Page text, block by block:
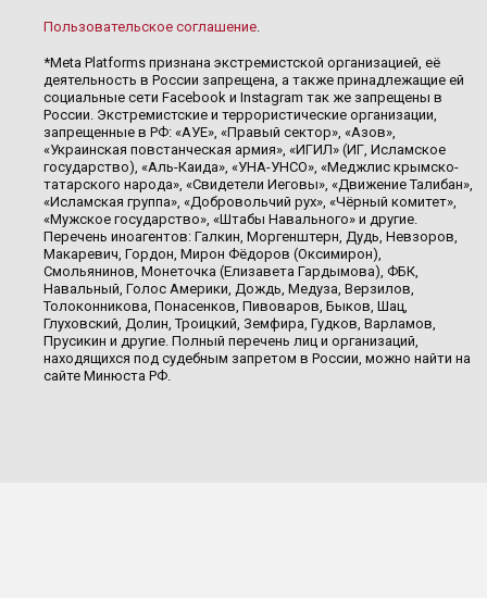
Пользовательское соглашение.
*Meta Platforms признана экстремистской организацией, её
деятельность в России запрещена, а также принадлежащие ей
социальные сети Facebook и Instagram так же запрещены в
России. Экстремистские и террористические организации,
запрещенные в РФ: «АУЕ», «Правый сектор», «Азов»,
«Украинская повстанческая армия», «ИГИЛ» (ИГ, Исламское
государство), «Аль-Каида», «УНА-УНСО», «Меджлис крымско-
татарского народа», «Свидетели Иеговы», «Движение Талибан»,
«Исламская группа», «Добровольчий рух», «Чёрный комитет»,
«Мужское государство», «Штабы Навального» и другие.
Перечень иноагентов: Галкин, Моргенштерн, Дудь, Невзоров,
Макаревич, Гордон, Мирон Фёдоров (Оксимирон),
Смольянинов, Монеточка (Елизавета Гардымова), ФБК,
Навальный, Голос Америки, Дождь, Медуза, Верзилов,
Толоконникова, Понасенков, Пивоваров, Быков, Шац,
Глуховский, Долин, Троицкий, Земфира, Гудков, Варламов,
Прусикин и другие. Полный перечень лиц и организаций,
находящихся под судебным запретом в России, можно найти на
сайте Минюста РФ.